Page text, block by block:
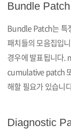
Bundle Patch
Bundle Patch는 특
패치들의 모음집입
경우에 발표됩니다.
cumulative patch
해할 필요가 있습니
Diagnostic